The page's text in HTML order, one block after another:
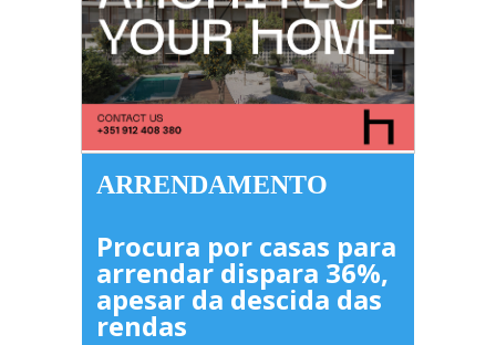
ARRENDAMENTO
Procura por casas para
arrendar dispara 36%,
apesar da descida das
rendas